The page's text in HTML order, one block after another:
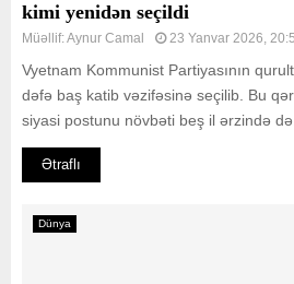
kimi yenidən seçildi
Müəllif:Aynur Camal 23 Yanvar 2026,
Vyetnam Kommunist Partiyasının
dəfə baş katib vəzifəsinə seçilib. Bu
siyasi postunu növbəti beş il ərzində
Ətraflı
Dünya